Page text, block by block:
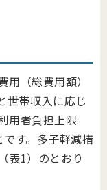
（総費用額）
世帯収入に応じ
用者負担上限
す。多子軽減措
表1）のとおり